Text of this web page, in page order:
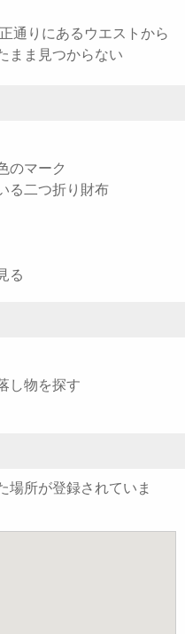
通りにあるウエストから
まま見つからない
のマーク
る二つ折り財布
る
し物を探す
場所が登録されていま